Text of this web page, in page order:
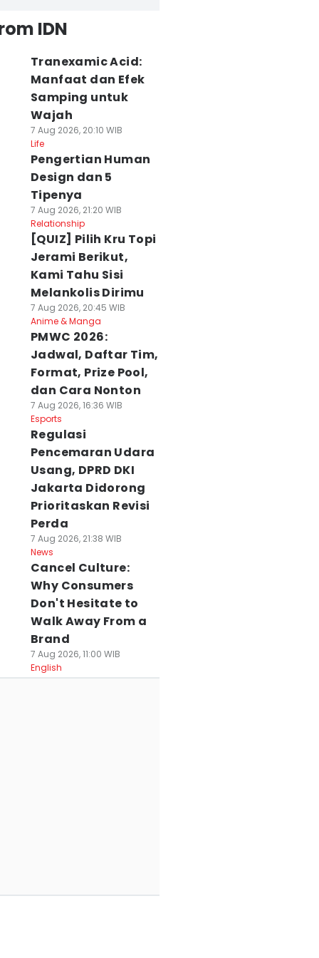
IDN
Tranexamic Acid:
Manfaat dan Efek
Samping untuk
Wajah
7 Aug 2026, 20:10 WIB
Life
Pengertian Human
Design dan 5
Tipenya
7 Aug 2026, 21:20 WIB
Relationship
[QUIZ] Pilih Kru Topi
Jerami Berikut,
Kami Tahu Sisi
Melankolis Dirimu
7 Aug 2026, 20:45 WIB
Anime & Manga
PMWC 2026:
Jadwal, Daftar Tim,
Format, Prize Pool,
dan Cara Nonton
7 Aug 2026, 16:36 WIB
Esports
Regulasi
Pencemaran Udara
Usang, DPRD DKI
Jakarta Didorong
Prioritaskan Revisi
Perda
7 Aug 2026, 21:38 WIB
News
Cancel Culture:
Why Consumers
Don't Hesitate to
Walk Away From a
Brand
7 Aug 2026, 11:00 WIB
English